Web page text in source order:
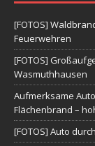
[FOTOS]
Feuerwehren
[FOTOS]
Wasmuthhausen
Aufmerksame
Flächenbrand –
[FOTOS] Auto